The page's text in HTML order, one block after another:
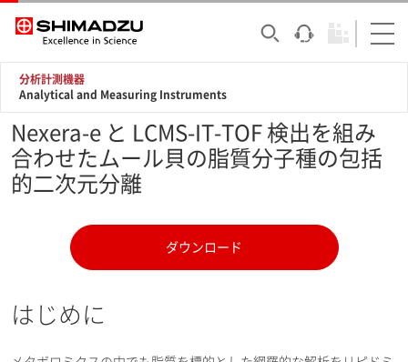
分析計測機器
Analytical and Measuring Instruments
Nexera-e と LCMS-IT-TOF 検出を組み
合わせたムール貝の脂質分子種の包括
的二次元分離
ダウンロード
はじめに